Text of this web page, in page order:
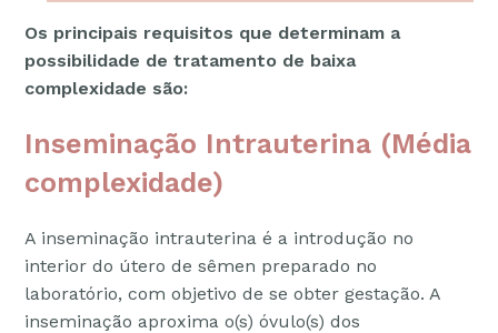
Os principais requisitos que determinam a
possibilidade de tratamento de baixa
complexidade são:
Inseminação Intrauterina (Média
complexidade)
A inseminação intrauterina é a introdução no
interior do útero de sêmen preparado no
laboratório, com objetivo de se obter gestação. A
inseminação aproxima o(s) óvulo(s) dos